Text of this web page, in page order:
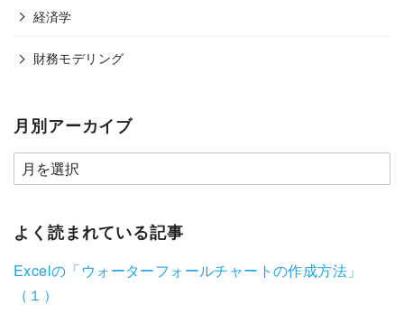
経済学
財務モデリング
月別アーカイブ
よく読まれている記事
Excelの「ウォーターフォールチャートの作成方法」
（１）